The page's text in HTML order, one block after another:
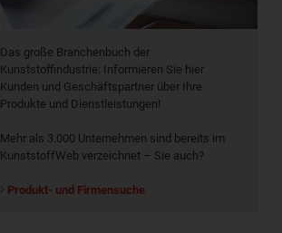
Das große Branchenbuch der
Kunststoffindustrie: Informieren Sie hier
Kunden und Geschäftspartner über Ihre
Produkte und Dienstleistungen!
Mehr als 3.000 Unternehmen sind bereits im
KunststoffWeb verzeichnet – Sie auch?
Produkt- und Firmensuche